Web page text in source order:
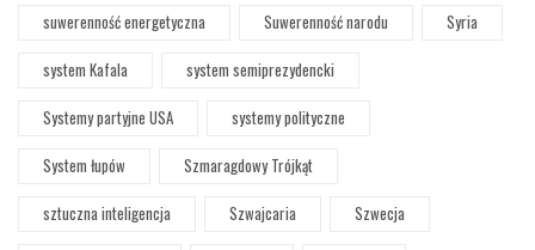
suwerenność energetyczna
Suwerenność narodu
Syria
system Kafala
system semiprezydencki
Systemy partyjne USA
systemy polityczne
System łupów
Szmaragdowy Trójkąt
sztuczna inteligencja
Szwajcaria
Szwecja